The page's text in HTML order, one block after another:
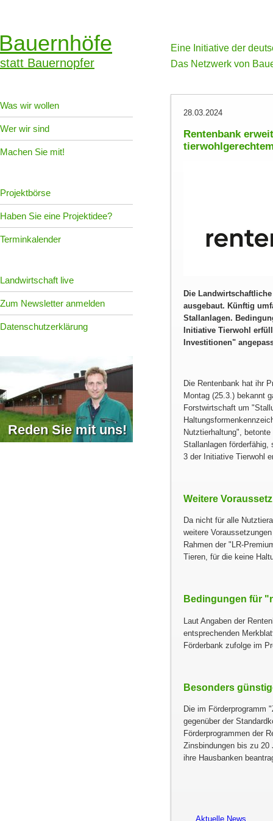
statt Bauernopfer
Eine Initiative der
Das Netzwerk von
Was wir wollen
Wer wir sind
Machen Sie mit!
Projektbörse
Haben Sie eine Projektidee?
Terminkalender
Landwirtschaft live
Zum Newsletter anmelden
Datenschutzerklärung
Reden Sie mit uns!
28.03.2024
Rentenbank
Die
ausgebaut. Künftig
Stallanlagen.
Initiative Tierwohl
Investitionen
Die Rentenbank hat ihr
Montag (25.3.) bekannt
Forstwirtschaft um
Nutztierhaltung
,
Stallanlagen förderfähig,
3 der Initiative Tierwohl
Weitere
Da nicht für alle
weitere
Rahmen der
LR-
Tieren, für die keine
Bedingungen für
Laut Angaben der
entsprechenden
Förderbank zufolge im
Besonders
Die im Förderprogramm
gegenüber der
Förderprogrammen der
Zinsbindungen bis zu 20
ihre Hausbanken
Aktuelle News